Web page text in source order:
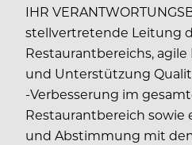
IHR
stellvertretende Leitung
Restaurantbereichs,
und Unterstützung
-Verbesserung im
Restaurantbereich
und Abstimmung mit